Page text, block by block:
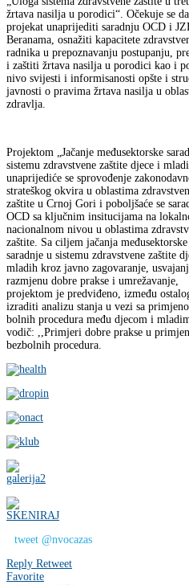
žrtava nasilja u porodici“. Očekuje se
projekat unaprijediti saradnju OCD i
Beranama, osnažiti kapacitete
radnika u prepoznavanju postupanju,
i zaštiti žrtava nasilja u porodici kao i
nivo svijesti i informisanosti opšte i
javnosti o pravima žrtava nasilja u
zdravlja.
Projektom „Jačanje međusektorske
sistemu zdravstvene zaštite djece i
unaprijediće se sprovođenje
strateškog okvira u oblastima
zaštite u Crnoj Gori i poboljšaće se
OCD sa ključnim insitucijama na
nacionalnom nivou u oblastima
zaštite. Sa ciljem jačanja međusektorske
saradnje u sistemu zdravstvene zaštite
mladih kroz javno zagovaranje,
razmjenu dobre prakse i umrežavanje,
projektom je predviđeno, između
izraditi analizu stanja u vezi sa
bolnih procedura među djecom i
vodič: ,,Primjeri dobre prakse u
bezbolnih procedura.
tweet @nvocazas
Reply Retweet
Favorite